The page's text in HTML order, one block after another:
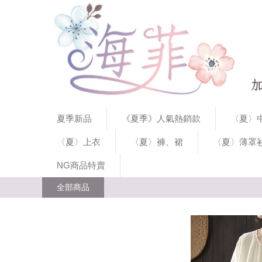
夏季新品 《夏季》人氣熱銷款 〈夏
〈夏〉上衣 〈夏〉褲、裙 〈夏〉薄罩
NG商品特賣
全部商品